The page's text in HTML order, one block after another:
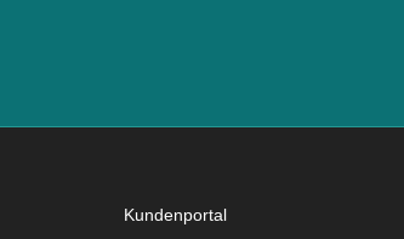
Kundenportal